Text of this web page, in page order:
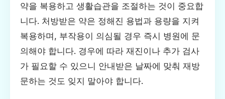
약을 복용하고 생활습관을 조절하는 것이 중요합
니다. 처방받은 약은 정해진 용법과 용량을 지켜
복용하며, 부작용이 의심될 경우 즉시 병원에 문
의해야 합니다. 경우에 따라 재진이나 추가 검사
가 필요할 수 있으니 안내받은 날짜에 맞춰 재방
문하는 것도 잊지 말아야 합니다.